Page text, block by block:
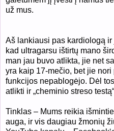
už mus.
Aš lankiausi pas kardiologą ir
kad ultragarsu ištirtų mano
man jau buvo atlikta, jie net
yra kaip 17-mečio, bet jie
funkcijos nepablogėjo. Dėl
atlikti ir „cheminio streso
Tinklas – Mums reikia
auga, ir vis daugiau žmonių